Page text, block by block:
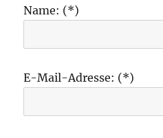
Name: (*)
E-Mail-Adresse: (*)